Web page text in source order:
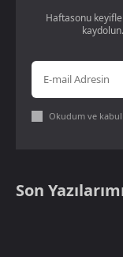
Haftasonu
Okudum ve
Son